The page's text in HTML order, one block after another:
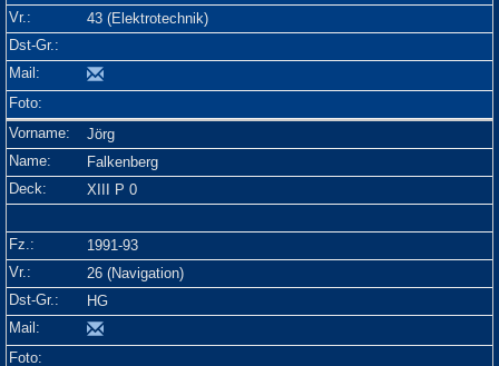
43 (Elektrotechnik)
Jörg
Falkenberg
XIII P 0
1991-93
26 (Navigation)
HG